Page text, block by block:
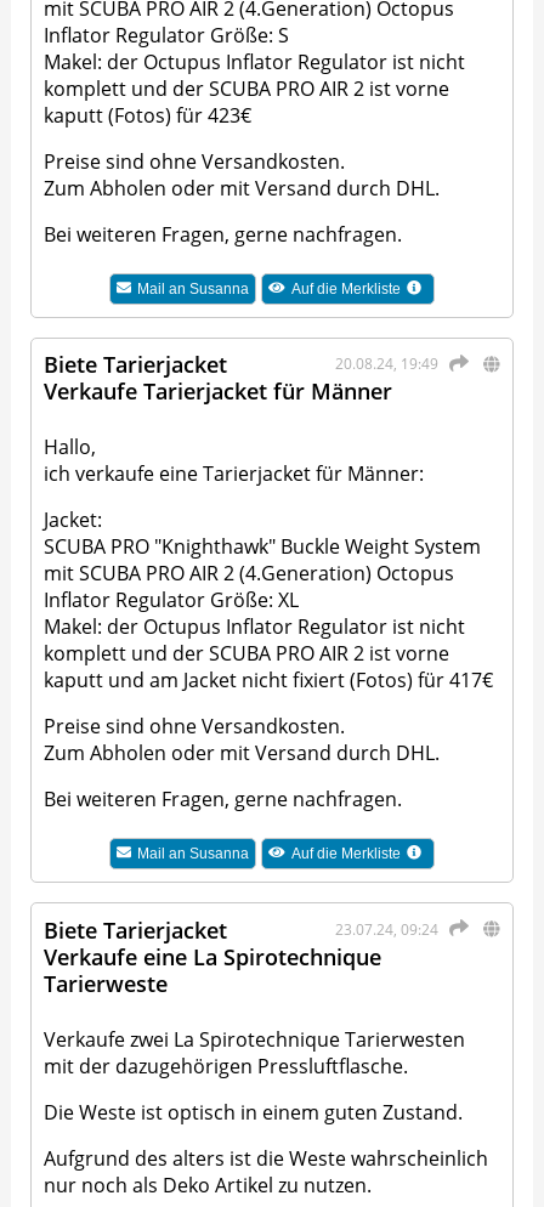
mit SCUBA PRO AIR 2 (4.Generation) Octopus
Inflator Regulator Größe: S
Makel: der Octupus Inflator Regulator ist nicht
komplett und der SCUBA PRO AIR 2 ist vorne
kaputt (Fotos) für 423€
Preise sind ohne Versandkosten.
Zum Abholen oder mit Versand durch DHL.
Bei weiteren Fragen, gerne nachfragen.
Mail an Susanna Auf die Merkliste
20.08.24, 19:49
Biete Tarierjacket
Verkaufe Tarierjacket für Männer
Hallo,
ich verkaufe eine Tarierjacket für Männer:
Jacket:
SCUBA PRO "Knighthawk" Buckle Weight System
mit SCUBA PRO AIR 2 (4.Generation) Octopus
Inflator Regulator Größe: XL
Makel: der Octupus Inflator Regulator ist nicht
komplett und der SCUBA PRO AIR 2 ist vorne
kaputt und am Jacket nicht fixiert (Fotos) für 417€
Preise sind ohne Versandkosten.
Zum Abholen oder mit Versand durch DHL.
Bei weiteren Fragen, gerne nachfragen.
Mail an Susanna Auf die Merkliste
23.07.24, 09:24
Biete Tarierjacket
Verkaufe eine La Spirotechnique
Tarierweste
Verkaufe zwei La Spirotechnique Tarierwesten
mit der dazugehörigen Pressluftflasche.
Die Weste ist optisch in einem guten Zustand.
Aufgrund des alters ist die Weste wahrscheinlich
nur noch als Deko Artikel zu nutzen.